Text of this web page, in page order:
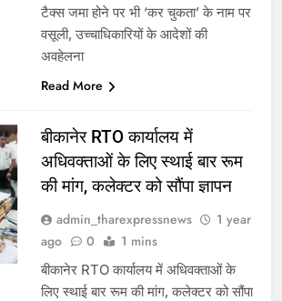
टैक्स जमा होने पर भी ‘कर चुकता’ के नाम पर
वसूली, उच्चाधिकारियों के आदेशों की
अवहेलना
Read More
बीकानेर RTO कार्यालय में
अधिवक्ताओं के लिए स्थाई बार रूम
की मांग, कलेक्टर को सौंपा ज्ञापन
admin_tharexpressnews
1 year
ago
0 1 mins
बीकानेर RTO कार्यालय में अधिवक्ताओं के
लिए स्थाई बार रूम की मांग, कलेक्टर को सौंपा